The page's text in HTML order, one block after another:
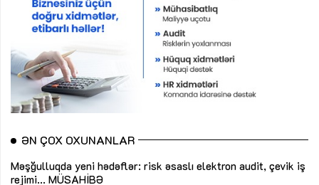
ƏN ÇOX OXUNANLAR
Məşğulluqda yeni hədəflər: risk əsaslı elektron audit, çevik iş
rejimi... MÜSAHİBƏ